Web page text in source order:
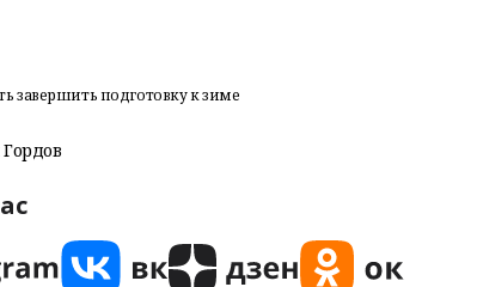
завершить подготовку к зиме